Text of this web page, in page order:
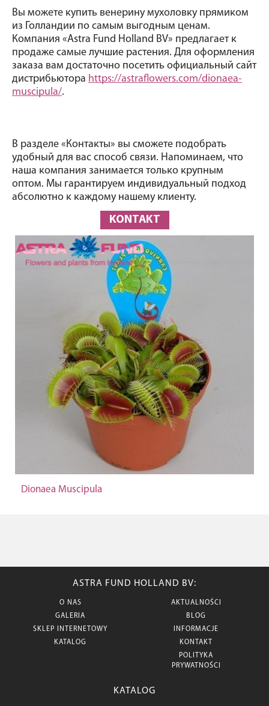
Вы можете купить венерину мухоловку прямиком
из Голландии по самым выгодным ценам.
Компания «Astra Fund Holland BV» предлагает к
продаже самые лучшие растения. Для оформления
заказа вам достаточно посетить официальный сайт
дистрибьютора https://astraflowers.com/dionaea-
muscipula/.
В разделе «Контакты» вы сможете подобрать
удобный для вас способ связи. Напоминаем, что
наша компания занимается только крупным
оптом. Мы гарантируем индивидуальный подход
абсолютно к каждому нашему клиенту.
KONTAKT
Dionaea Muscipula
ASTRA FUND HOLLAND BV:
O NAS
GALERIA
SKLEP INTERNETOWY
KATALOG
AKTUALNOŚCI
BLOG
INFORMACJE
KONTAKT
POLITYKA
PRYWATNOŚCI
KATALOG